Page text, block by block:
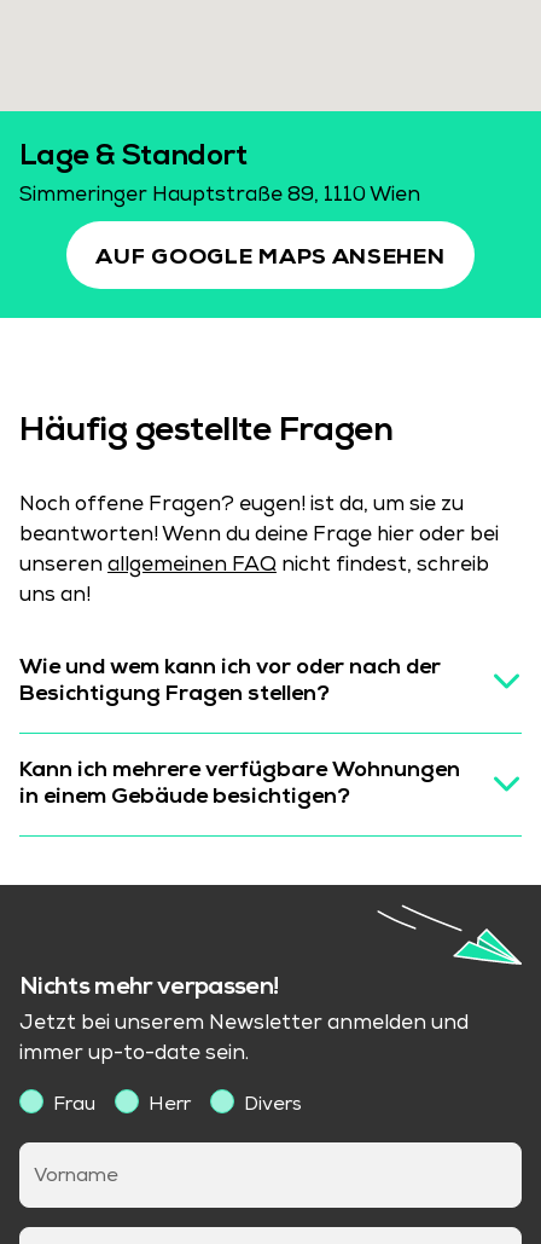
Lage & Standort
Simmeringer Hauptstraße 89, 1110 Wien
AUF GOOGLE MAPS ANSEHEN
Häufig gestellte Fragen
Noch offene Fragen? eugen! ist da, um sie zu
beantworten! Wenn du deine Frage hier oder bei
unseren allgemeinen FAQ nicht findest, schreib
uns an!
Wie und wem kann ich vor oder nach der
Besichtigung Fragen stellen?
Kann ich mehrere verfügbare Wohnungen
in einem Gebäude besichtigen?
Nichts mehr verpassen!
Jetzt bei unserem Newsletter anmelden und
immer up-to-date sein.
Frau Herr Divers
Vorname